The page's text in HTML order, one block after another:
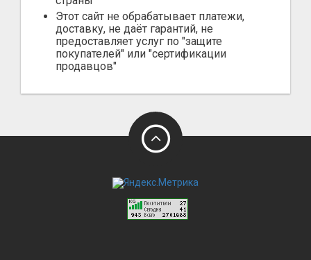
Этот сайт не обрабатывает платежи,
доставку, не даёт гарантий, не
предоставляет услуг по "защите
покупателей" или "сертификации
продавцов"